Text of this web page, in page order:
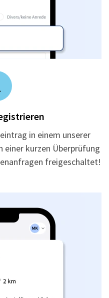
in einem unserer
einer kurzen Überprüfung
freigeschaltet!